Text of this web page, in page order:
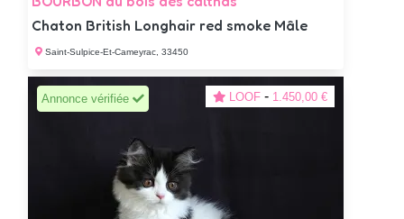
Chaton British Longhair red smoke Mâle
Saint-Sulpice-Et-Cameyrac, 33450
Annonce vérifiée LOOF - 1.450,00 €